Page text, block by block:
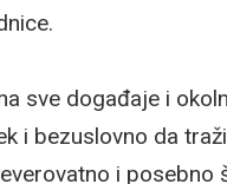
sve događaje i
i bezuslovno da
i posebno